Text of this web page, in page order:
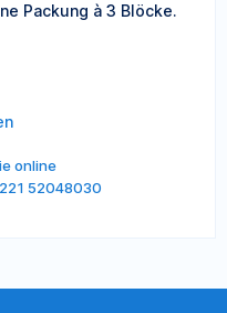
Packung à 3 Blöcke.
online
52048030